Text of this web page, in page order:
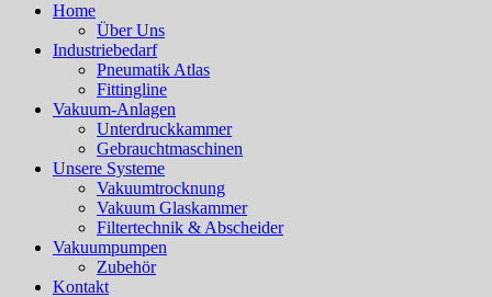
Home
Über Uns
Industriebedarf
Pneumatik Atlas
Fittingline
Vakuum-Anlagen
Unterdruckkammer
Gebrauchtmaschinen
Unsere Systeme
Vakuumtrocknung
Vakuum Glaskammer
Filtertechnik & Abscheider
Vakuumpumpen
Zubehör
Kontakt